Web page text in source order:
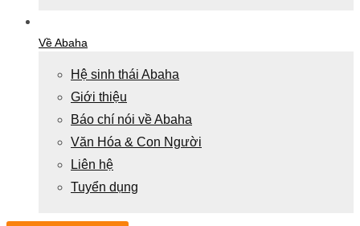
Về Abaha
Hệ sinh thái Abaha
Giới thiệu
Báo chí nói về Abaha
Văn Hóa & Con Người
Liên hệ
Tuyển dụng